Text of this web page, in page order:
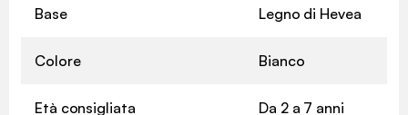
Base Legno di Hevea
Colore Bianco
Età consigliata Da 2 a 7 anni